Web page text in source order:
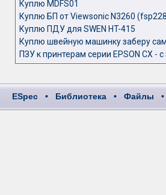
Куплю MDFS01
Куплю БП от Viewsonic N3260
Куплю ПДУ для SWEN HT-415
Куплю швейную машинку заберу сам
ПЗУ к принтерам серии EPSON CX
ESpec • Библиотека • Файлы •